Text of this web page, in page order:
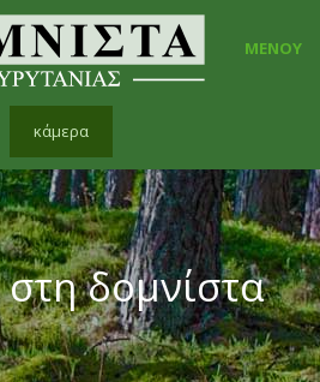
ΜΕΝΟΥ
κάμερα
δομνίστα